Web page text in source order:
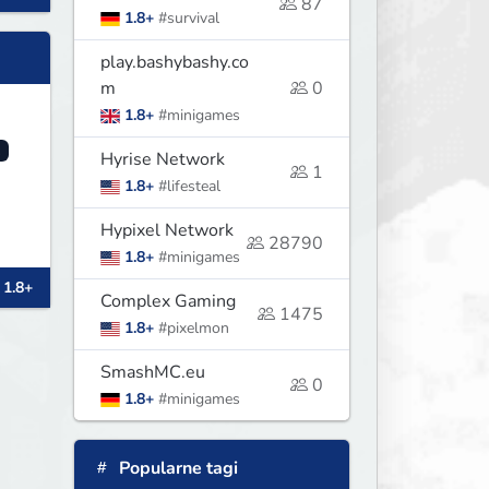
1.8+ #survival
play.bashybashy.co
m
1.8+ #minigames
0
Hyrise Network
1.8+ #lifesteal
1
Hypixel Network
1.8+ #minigames
28790
Complex Gaming
1.8+ #pixelmon
1475
SmashMC.eu
1.8+ #minigames
0
Popularne tagi